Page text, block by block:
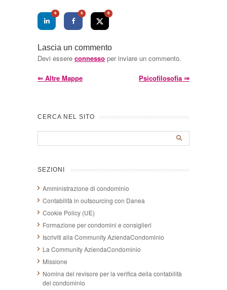
0 0 0
Lascia un commento
Devi essere connesso per inviare un commento.
⇐ Altre Mappe Psicofilosofia ⇒
CERCA NEL SITO
SEZIONI
Amministrazione di condominio
Contabilità in outsourcing con Danea
Cookie Policy (UE)
Formazione per condomini e consiglieri
Iscriviti alla Community AziendaCondominio
La Community AziendaCondominio
Missione
Nomina del revisore per la verifica della contabilità
del condominio